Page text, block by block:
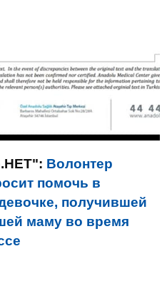
Волонтер
помочь в
получившей
маму во время